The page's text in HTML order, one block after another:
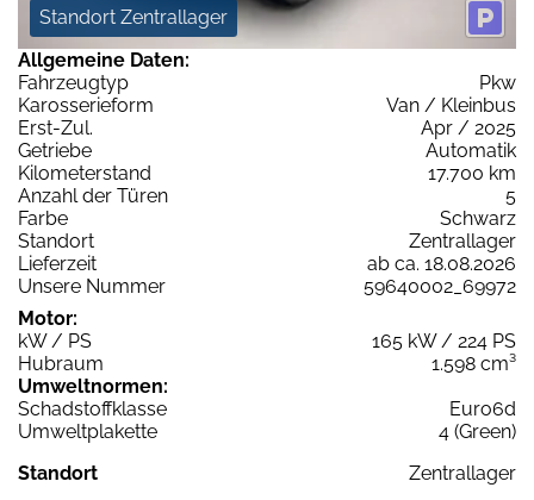
Standort Zentrallager
Allgemeine Daten:
Fahrzeugtyp
Pkw
Karosserieform
Van / Kleinbus
Erst-Zul.
Apr / 2025
Getriebe
Automatik
Kilometerstand
17.700 km
Anzahl der Türen
5
Farbe
Schwarz
Standort
Zentrallager
Lieferzeit
ab ca. 18.08.2026
Unsere Nummer
59640002_69972
Motor:
kW / PS
165 kW / 224 PS
Hubraum
1.598 cm³
Umweltnormen:
Schadstoffklasse
Euro6d
Umweltplakette
4 (Green)
Standort
Zentrallager